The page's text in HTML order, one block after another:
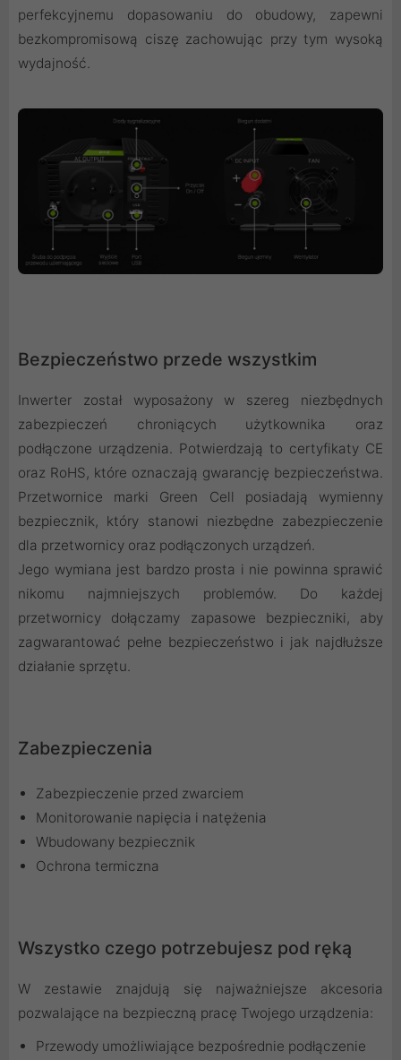
perfekcyjnemu dopasowaniu do obudowy, zapewni
bezkompromisową ciszę zachowując przy tym wysoką
wydajność.
Bezpieczeństwo przede wszystkim
Inwerter został wyposażony w szereg niezbędnych
zabezpieczeń chroniących użytkownika oraz
podłączone urządzenia. Potwierdzają to certyfikaty CE
oraz RoHS, które oznaczają gwarancję bezpieczeństwa.
Przetwornice marki Green Cell posiadają wymienny
bezpiecznik, który stanowi niezbędne zabezpieczenie
dla przetwornicy oraz podłączonych urządzeń.
Jego wymiana jest bardzo prosta i nie powinna sprawić
nikomu najmniejszych problemów. Do każdej
przetwornicy dołączamy zapasowe bezpieczniki, aby
zagwarantować pełne bezpieczeństwo i jak najdłuższe
działanie sprzętu.
Zabezpieczenia
Zabezpieczenie przed zwarciem
Monitorowanie napięcia i natężenia
Wbudowany bezpiecznik
Ochrona termiczna
Wszystko czego potrzebujesz pod ręką
W zestawie znajdują się najważniejsze akcesoria
pozwalające na bezpieczną pracę Twojego urządzenia:
Przewody umożliwiające bezpośrednie podłączenie